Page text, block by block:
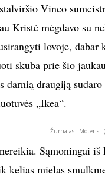
Vinco
Kristė mėgdavo su
lovoje, dabar
skuba prie šio
darnią draugiją
„Ikea“.
Žurnalas "Moteris"
Sąmoningai iš
kelias mielas